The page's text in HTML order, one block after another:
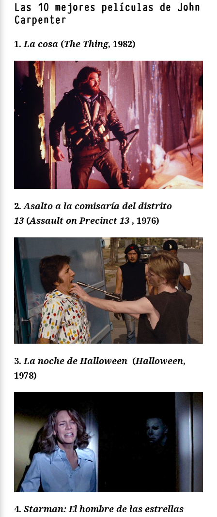
Las 10 mejores películas de John
Carpenter
1.La cosa (The Thing, 1982)
2.Asalto a la comisaría del distrito
13 (Assault on Precinct 13 , 1976)
3.La noche de Halloween (Halloween,
1978)
4. Starman: El hombre de las estrellas